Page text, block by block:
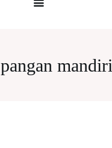
pangan mandiri